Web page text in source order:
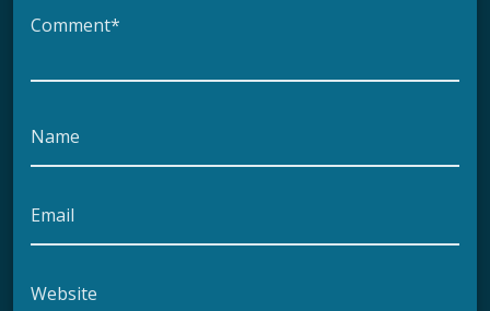
Comment*
Name
Email
Website